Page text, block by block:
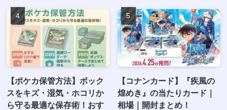
【ポケカ保管方法】ボック
スをキズ・湿気・ホコリか
ら守る最適な保存術！おす
【コナンカード】『疾風の
煌めき』の当たりカード｜
相場｜開封まとめ！